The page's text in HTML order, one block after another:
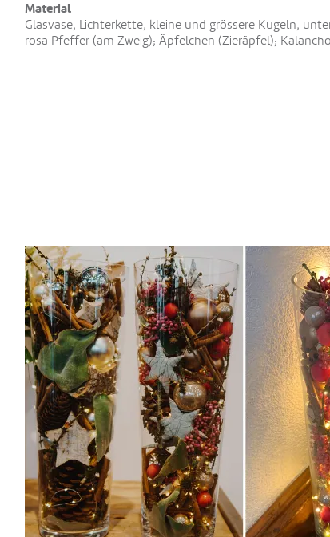
Material
Glasvase; Lichterkette; kleine und grössere Kugeln;
rosa Pfeffer (am Zweig); Äpfelchen (Zieräpfel);